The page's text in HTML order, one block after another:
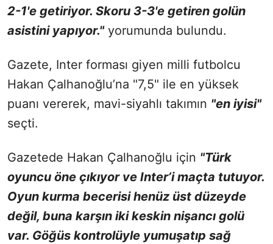
2-1'e getiriyor. Skoru 3-3'e getiren golün
asistini yapıyor."yorumunda bulundu.
Gazete, Inter forması giyen milli futbolcu
Hakan Çalhanoğlu’na "7,5" ile en yüksek
puanı vererek, mavi-siyahlı takımın "en iyisi"
seçti.
Gazetede Hakan Çalhanoğlu için "Türk
oyuncu öne çıkıyor ve Inter’i maçta tutuyor.
Oyun kurma becerisi henüz üst düzeyde
değil, buna karşın iki keskin nişancı golü
var. Göğüs kontrolüyle yumuşatıp sağ